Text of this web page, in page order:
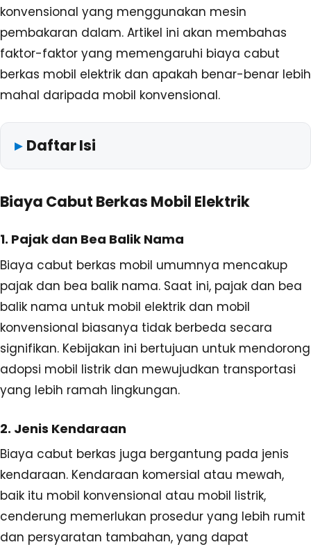
konvensional yang menggunakan mesin
pembakaran dalam. Artikel ini akan membahas
faktor-faktor yang memengaruhi biaya cabut
berkas mobil elektrik dan apakah benar-benar lebih
mahal daripada mobil konvensional.
Daftar Isi
Biaya Cabut Berkas Mobil Elektrik
1. Pajak dan Bea Balik Nama
Biaya cabut berkas mobil umumnya mencakup
pajak dan bea balik nama. Saat ini, pajak dan bea
balik nama untuk mobil elektrik dan mobil
konvensional biasanya tidak berbeda secara
signifikan. Kebijakan ini bertujuan untuk mendorong
adopsi mobil listrik dan mewujudkan transportasi
yang lebih ramah lingkungan.
2. Jenis Kendaraan
Biaya cabut berkas juga bergantung pada jenis
kendaraan. Kendaraan komersial atau mewah,
baik itu mobil konvensional atau mobil listrik,
cenderung memerlukan prosedur yang lebih rumit
dan persyaratan tambahan, yang dapat